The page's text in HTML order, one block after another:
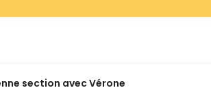
section avec Vérone